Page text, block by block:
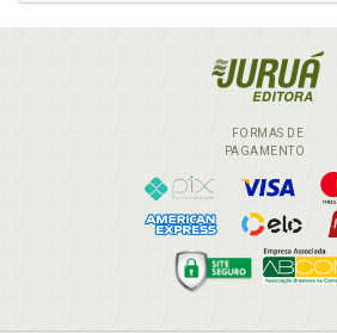
FORMAS DE
PAGAMENTO